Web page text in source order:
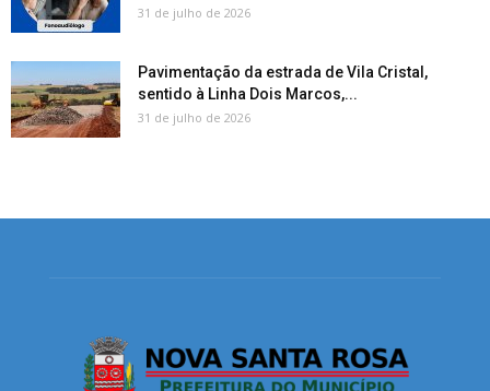
31 de julho de 2026
Pavimentação da estrada de Vila Cristal,
sentido à Linha Dois Marcos,...
31 de julho de 2026